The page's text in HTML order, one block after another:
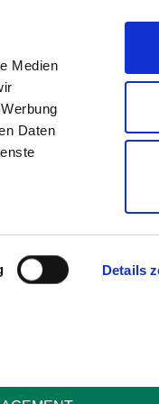
Medien
Daten
Details